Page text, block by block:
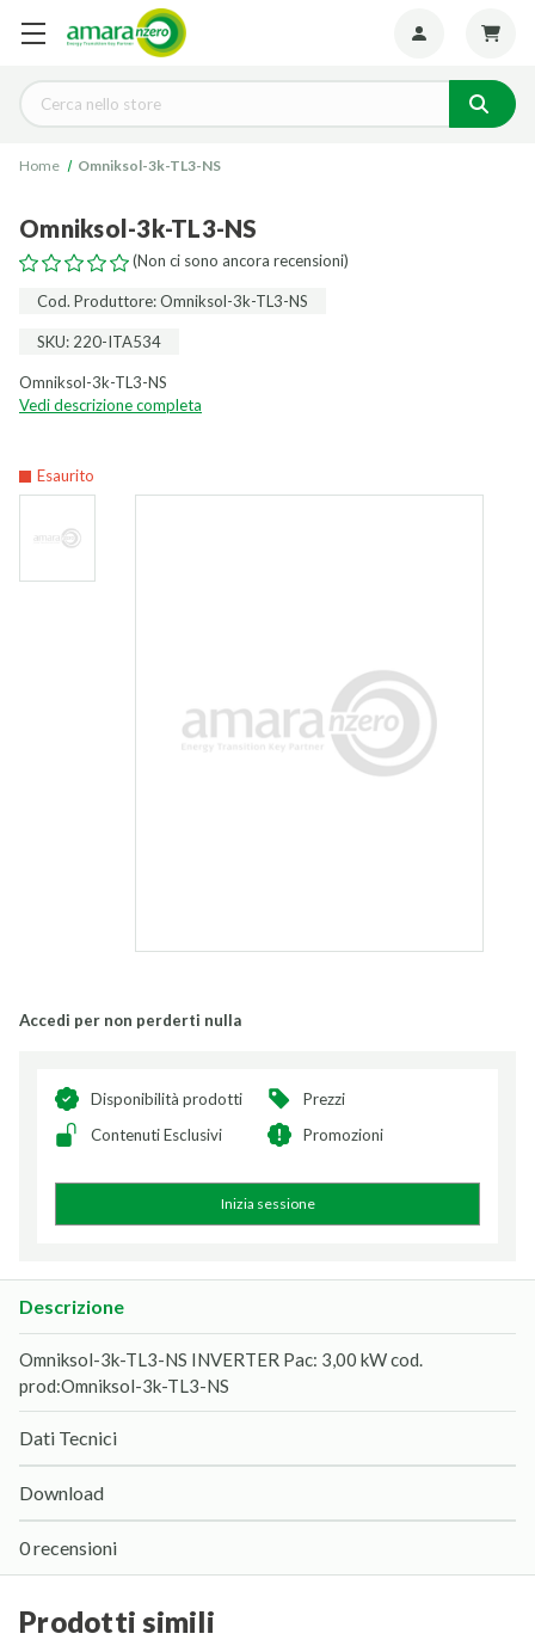
Cerca
Home Omniksol-3k-TL3-NS
Omniksol-3k-TL3-NS
(Non ci sono ancora recensioni)
Cod. Produttore: Omniksol-3k-TL3-NS
SKU: 220-ITA534
Omniksol-3k-TL3-NS
Vedi descrizione completa
Esaurito
Accedi per non perderti nulla
Disponibilità prodotti
Prezzi
Contenuti Esclusivi
Promozioni
Inizia sessione
Descrizione
Omniksol-3k-TL3-NS INVERTER Pac: 3,00 kW cod.
prod:Omniksol-3k-TL3-NS
Dati Tecnici
Download
0 recensioni
prodotti simili